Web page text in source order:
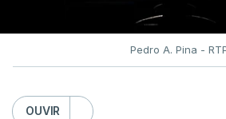
Pedro A. Pina -
OUVIR